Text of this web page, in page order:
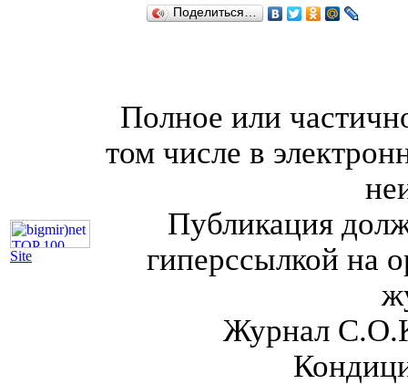
Поделиться…
Site
Полное или
том числе в
Публикация
гиперссылкой на
Журнал